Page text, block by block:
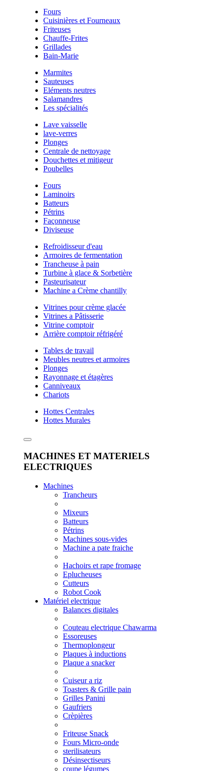
Fours
Cuisinières et Fourneaux
Friteuses
Chauffe-Frites
Grillades
Bain-Marie
Marmites
Sauteuses
Eléments neutres
Salamandres
Les spécialités
Lave vaisselle
lave-verres
Plonges
Centrale de nettoyage
Douchettes et mitigeur
Poubelles
Fours
Laminoirs
Batteurs
Pétrins
Façonneuse
Diviseuse
Refroidisseur d'eau
Armoires de fermentation
Trancheuse à pain
Turbine à glace & Sorbetière
Pasteurisateur
Machine a Crème chantilly
Vitrines pour crème glacée
Vitrines a Pâtisserie
Vitrine comptoir
Arrière comptoir réfrigéré
Tables de travail
Meubles neutres et armoires
Plonges
Rayonnage et étagères
Canniveaux
Chariots
Hottes Centrales
Hottes Murales
MACHINES ET MATERIELS
ELECTRIQUES
Machines
Trancheurs
Mixeurs
Batteurs
Pétrins
Machines sous-vides
Machine a pate fraiche
Hachoirs et rape fromage
Eplucheuses
Cutteurs
Robot Cook
Matériel electrique
Balances digitales
Couteau electrique Chawarma
Essoreuses
Thermoplongeur
Plaques à inductions
Plaque a snacker
Cuiseur a riz
Toasters & Grille pain
Grilles Panini
Gaufriers
Crèpières
Friteuse Snack
Fours Micro-onde
sterilisateurs
Désinsectiseurs
coupe légumes